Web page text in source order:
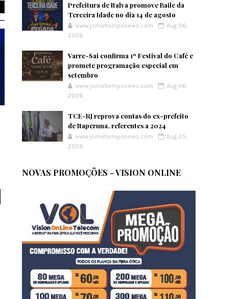
Prefeitura de Italva promove Baile da
Terceira Idade no dia 14 de agosto
www.jornaltemponews.com
Aug 06,
2026
Varre-Sai confirma 1º Festival do Café e
promete programação especial em
setembro
www.jornaltemponews.com
Aug 06,
2026
TCE-RJ reprova contas do ex-prefeito
de Itaperuna, referentes a 2024
www.jornaltemponews.com
Aug 05,
2026
NOVAS PROMOÇÕES - VISION ONLINE